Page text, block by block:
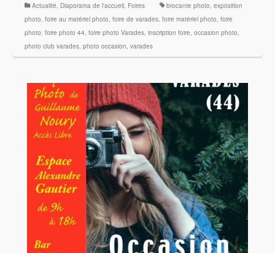
Actualité Diaporama de l'accueil Foires brocante photo exposition
photo foire au matériel photo foire de varades foire matériel photo foire
photo foire photo 44 foire photo Varades inscription foire occasion photo
photo club varades photo occasion varades